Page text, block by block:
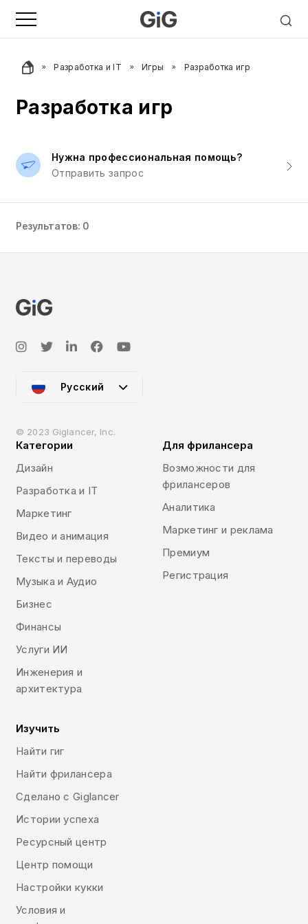
Разработка и IT Игры Разработка игр
Разработка игр
Нужна профессиональная помощь?
Отправить запрос
Результатов: 0
Русский
© 2023 Giglancer, Inc.
Категории
Дизайн
Разработка и IT
Маркетинг
Видео и анимация
Тексты и переводы
Музыка и Аудио
Бизнес
Финансы
Услуги ИИ
Инженерия и
архитектура
Для фрилансера
Возможности для
фрилансеров
Аналитика
Маркетинг и реклама
Премиум
Регистрация
Изучить
Найти гиг
Найти фрилансера
Сделано с Giglancer
Истории успеха
Ресурсный центр
Центр помощи
Настройки кукки
Условия и